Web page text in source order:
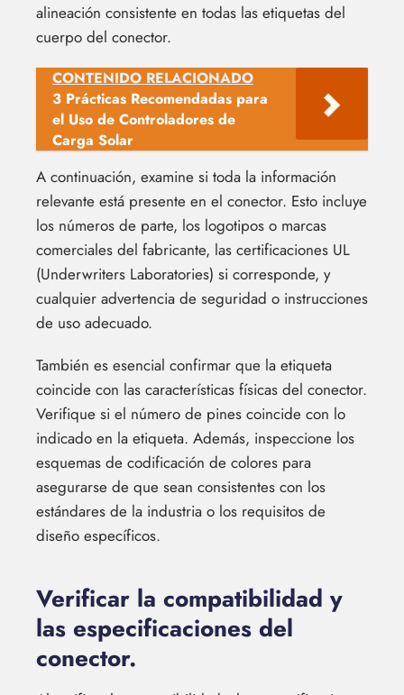
alineación consistente en todas las etiquetas del
cuerpo del conector.
CONTENIDO RELACIONADO
3 Prácticas Recomendadas para
el Uso de Controladores de
Carga Solar
A continuación, examine si toda la información
relevante está presente en el conector. Esto incluye
los números de parte, los logotipos o marcas
comerciales del fabricante, las certificaciones UL
(Underwriters Laboratories) si corresponde, y
cualquier advertencia de seguridad o instrucciones
de uso adecuado.
También es esencial confirmar que la etiqueta
coincide con las características físicas del conector.
Verifique si el número de pines coincide con lo
indicado en la etiqueta. Además, inspeccione los
esquemas de codificación de colores para
asegurarse de que sean consistentes con los
estándares de la industria o los requisitos de
diseño específicos.
Verificar la compatibilidad y
las especificaciones del
conector.